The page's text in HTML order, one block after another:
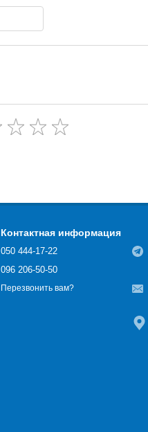
Контактная информация
050 444-17-22
096 206-50-50
Перезвонить вам?